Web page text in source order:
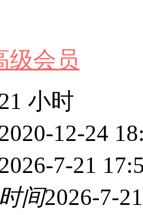
级会员
小时
12-24
7-21
间2026-7-